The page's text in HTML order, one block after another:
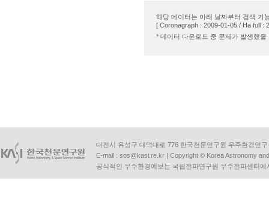
해당 데이터는 아래 날짜부터 검색 가
[ Coronagraph : 2009-01-05 / Ha full :
* 데이터 다운로드 중 문제가 발생했
대전시 유성구 대덕대로 776 한국천문연구원 우주환경연
E-mail : sos@kasi.re.kr | Copyright © Korea Astronomy
공식적인 우주환경예보는 국립전파연구원 우주전파센터에